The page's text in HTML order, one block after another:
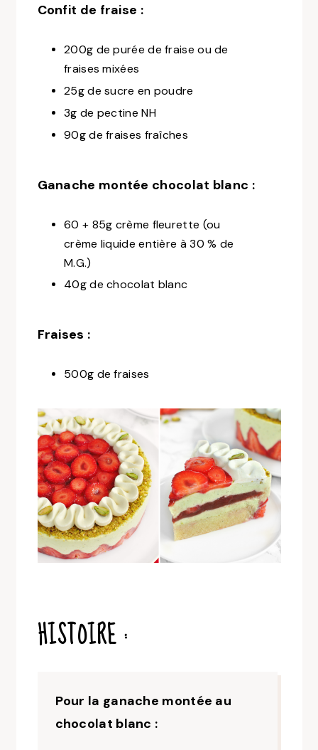
Confit de fraise :
200g de purée de fraise ou de
fraises mixées
25g de sucre en poudre
3g de pectine NH
90g de fraises fraîches
Ganache montée chocolat blanc :
60 + 85g crème fleurette (ou
crème liquide entière à 30 % de
M.G.)
40g de chocolat blanc
Fraises :
500g de fraises
HISTOIRE :
Pour la ganache montée au
chocolat blanc :